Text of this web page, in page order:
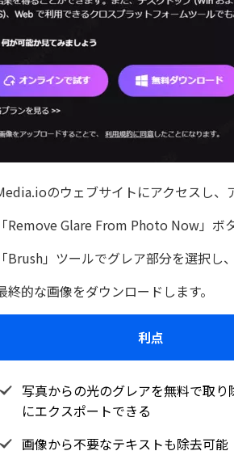
のウェブサイトにアクセスし、
Remove Glare From Photo Now」ボ
Brush」ツールでグレア部分を選択し、
終的な画像をダウンロードします。
利点
写真からの光のグレアを無料で取り
にエクスポートできる
画像から不要なテキストも除去可能